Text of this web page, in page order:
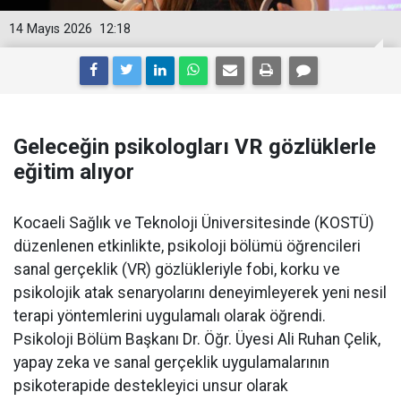
12:18
14 Mayıs 2026
Geleceğin psikologları VR gözlüklerle
eğitim alıyor
Kocaeli Sağlık ve Teknoloji Üniversitesinde (KOSTÜ)
düzenlenen etkinlikte, psikoloji bölümü öğrencileri
sanal gerçeklik (VR) gözlükleriyle fobi, korku ve
psikolojik atak senaryolarını deneyimleyerek yeni nesil
terapi yöntemlerini uygulamalı olarak öğrendi.
Psikoloji Bölüm Başkanı Dr. Öğr. Üyesi Ali Ruhan Çelik,
yapay zeka ve sanal gerçeklik uygulamalarının
psikoterapide destekleyici unsur olarak